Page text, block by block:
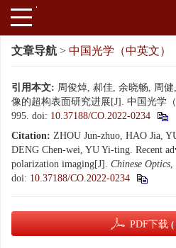
文章导航 > 中国光学（中英文）
引用本文: 周俊焯, 郝佳, 余晓畅, 周
像的超构表面研究进展[J]. 中国光学
995. doi: 10.37188/CO.2022-0234
Citation: ZHOU Jun-zhuo, HAO Jia,
DENG Chen-wei, YU Yi-ting. Recent
polarization imaging[J]. Chinese Optics,
doi: 10.37188/CO.2022-0234
PDF下载 (